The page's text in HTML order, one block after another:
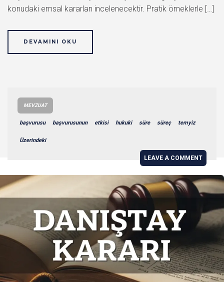
konudaki emsal kararları incelenecektir. Pratik örneklerle […]
DEVAMINI OKU
MEVZUAT
başvurusu başvurusunun etkisi hukuki süre süreç temyiz
Üzerindeki
LEAVE A COMMENT